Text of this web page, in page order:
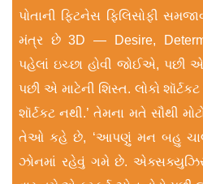
પોતાની ફિટનેસ ફિલિસોફી
મંત્ર છે 3D — Desire,
પહેલાં ઇચ્છા હોવી જોઈએ, પછી
પછી એ માટેની શિસ્ત. લોકો
શૉર્ટકટ નથી.’ તેમના મતે સૌથી
તેઓ કહે છે, ‘આપણું મન બહુ
ઝોનમાં રહેવું ગમે છે.